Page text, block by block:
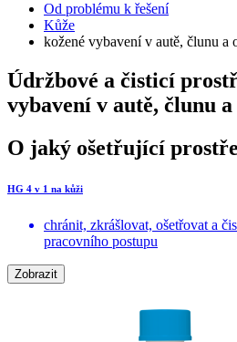
Od problému k řešení
Kůže
kožené vybavení v autě, člunu a
Údržbové a čisticí
vybavení v autě, člunu
O jaký ošetřující
HG 4 v 1 na kůži
chránit, zkrášlovat, ošetřovat a
pracovního postupu
Zobrazit